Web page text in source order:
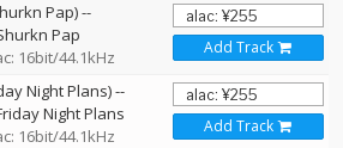
Pap)--
Pap
16bit/44.1kHz
Add Track
Night Plans)--
Night Plans
16bit/44.1kHz
Add Track